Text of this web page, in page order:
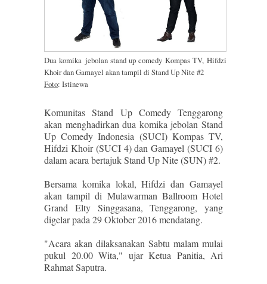
Dua komika jebolan stand up comedy Kompas TV, Hifdzi
Khoir dan Gamayel akan tampil di Stand Up Nite #2
Foto: Istinewa
Komunitas Stand Up Comedy Tenggarong
akan menghadirkan dua komika jebolan Stand
Up Comedy Indonesia (SUCI) Kompas TV,
Hifdzi Khoir (SUCI 4) dan Gamayel (SUCI 6)
dalam acara bertajuk Stand Up Nite (SUN) #2.
Bersama komika lokal, Hifdzi dan Gamayel
akan tampil di Mulawarman Ballroom Hotel
Grand Elty Singgasana, Tenggarong, yang
digelar pada 29 Oktober 2016 mendatang.
"Acara akan dilaksanakan Sabtu malam mulai
pukul 20.00 Wita," ujar Ketua Panitia, Ari
Rahmat Saputra.